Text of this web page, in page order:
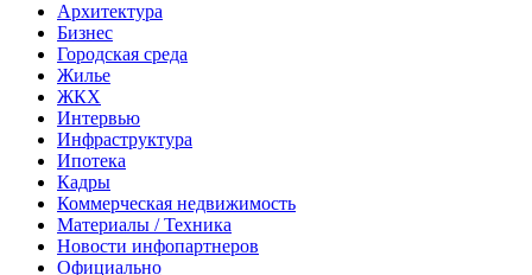
Архитектура
Бизнес
Городская среда
Жилье
ЖКХ
Интервью
Инфраструктура
Ипотека
Кадры
Коммерческая недвижимость
Материалы / Техника
Новости инфопартнеров
Официально